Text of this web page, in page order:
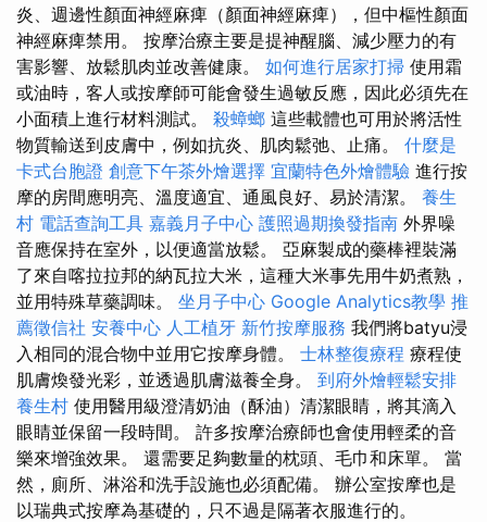
炎、週邊性顏面神經麻痺（顏面神經麻痺），但中樞性顏面
神經麻痺禁用。 按摩治療主要是提神醒腦、減少壓力的有
害影響、放鬆肌肉並改善健康。 如何進行居家打掃 使用霜
或油時，客人或按摩師可能會發生過敏反應，因此必須先在
小面積上進行材料測試。 殺蟑螂 這些載體也可用於將活性
物質輸送到皮膚中，例如抗炎、肌肉鬆弛、止痛。 什麼是
卡式台胞證 創意下午茶外燴選擇 宜蘭特色外燴體驗 進行按
摩的房間應明亮、溫度適宜、通風良好、易於清潔。 養生
村 電話查詢工具 嘉義月子中心 護照過期換發指南 外界噪
音應保持在室外，以便適當放鬆。 亞麻製成的藥棒裡裝滿
了來自喀拉拉邦的納瓦拉大米，這種大米事先用牛奶煮熟，
並用特殊草藥調味。 坐月子中心 Google Analytics教學 推
薦徵信社 安養中心 人工植牙 新竹按摩服務 我們將batyu浸
入相同的混合物中並用它按摩身體。 士林整復療程 療程使
肌膚煥發光彩，並透過肌膚滋養全身。 到府外燴輕鬆安排
養生村 使用醫用級澄清奶油（酥油）清潔眼睛，將其滴入
眼睛並保留一段時間。 許多按摩治療師也會使用輕柔的音
樂來增強效果。 還需要足夠數量的枕頭、毛巾和床單。 當
然，廁所、淋浴和洗手設施也必須配備。 辦公室按摩也是
以瑞典式按摩為基礎的，只不過是隔著衣服進行的。